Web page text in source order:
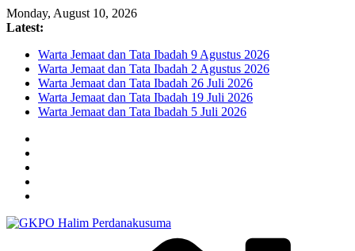
Skip
to
Monday, August 10, 2026
Latest:
Warta Jemaat dan Tata Ibadah 9 Agustus 2026
Warta Jemaat dan Tata Ibadah 2 Agustus 2026
Warta Jemaat dan Tata Ibadah 26 Juli 2026
Warta Jemaat dan Tata Ibadah 19 Juli 2026
Warta Jemaat dan Tata Ibadah 5 Juli 2026